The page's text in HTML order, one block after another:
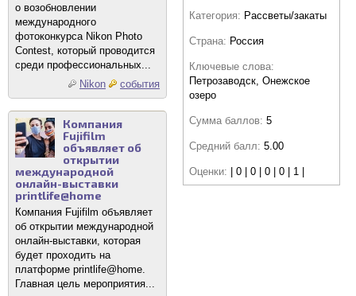
о возобновлении
международного
фотоконкурса Nikon Photo
Contest, который проводится
среди профессиональных...
Nikon
события
Компания
Fujifilm
объявляет об
открытии
международной
онлайн-выставки
printlife@home
Компания Fujifilm объявляет
об открытии международной
онлайн-выставки, которая
будет проходить на
платформе printlife@home.
Главная цель мероприятия...
Категория: Рассветы/закаты
Страна: Россия
Ключевые слова:
Петрозаводск, Онежское
озеро
Сумма баллов: 5
Средний балл: 5.00
Оценки: | 0 | 0 | 0 | 0 | 1 |